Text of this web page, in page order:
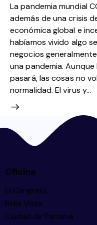
La pandemia mundial
además de una crisis
económica global e
habíamos vivido algo
negocios
una pandemia. Aunque
pasará, las cosas no
normalidad. El virus y…
Oficina
El Cangrejo,
Bella Vista.
Ciudad de Panamá.